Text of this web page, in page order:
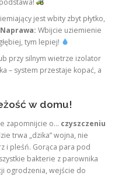
jest wbity zbyt płytko,
Naprawa: Wbijcie uziemienie
tym lepiej!
przy silnym wietrze izolator
– system przestaje kopać, a
w domu!
zapomnijcie o… czyszczeniu
trwa „dzika” wojna, nie
i pleśń. Gorąca para pod
bakterie z parownika
ogrodzenia, wejście do